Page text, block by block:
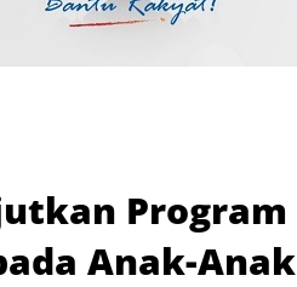
Program
Anak-Anak